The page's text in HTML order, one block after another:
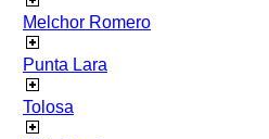
Melchor Romero
Punta Lara
Tolosa